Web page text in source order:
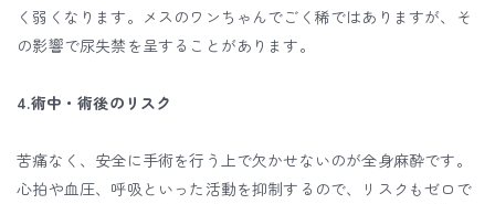
く弱くなります。メスのワンちゃんでごく稀ではありますが、そ
の影響で尿失禁を呈することがあります。
4.術中・術後のリスク
苦痛なく、安全に手術を行う上で欠かせないのが全身麻酔です。
心拍や血圧、呼吸といった活動を抑制するので、リスクもゼロで